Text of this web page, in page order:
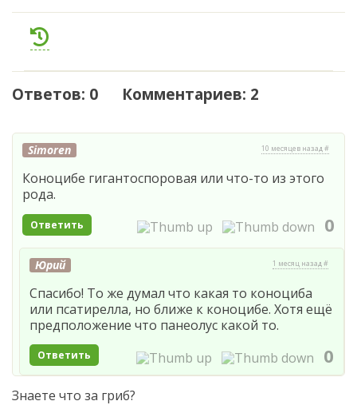
Ответов: 0 Комментариев: 2
Simoren 10 месяцев назад #
Коноцибе гигантоспоровая или что-то из этого
рода.
Ответить 0
Юрий 1 месяц назад #
Спасибо! То же думал что какая то коноциба
или псатирелла, но ближе к коноцибе. Хотя ещё
предположение что панеолус какой то.
Ответить 0
Знаете что за гриб?